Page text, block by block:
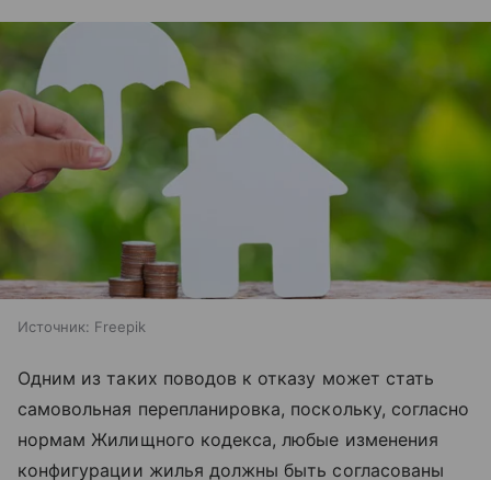
Источник: Freepik
Одним из таких поводов к отказу может стать
самовольная перепланировка, поскольку, согласно
нормам Жилищного кодекса, любые изменения
конфигурации жилья должны быть согласованы